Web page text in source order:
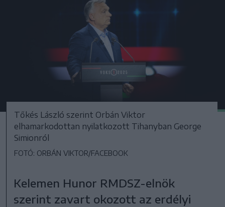
Tőkés László szerint Orbán Viktor
elhamarkodottan nyilatkozott Tihanyban George
Simionról
FOTÓ: ORBÁN VIKTOR/FACEBOOK
Kelemen Hunor RMDSZ-elnök
szerint zavart okozott az erdélyi